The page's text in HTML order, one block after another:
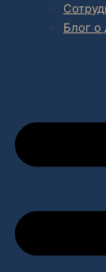
Блог о